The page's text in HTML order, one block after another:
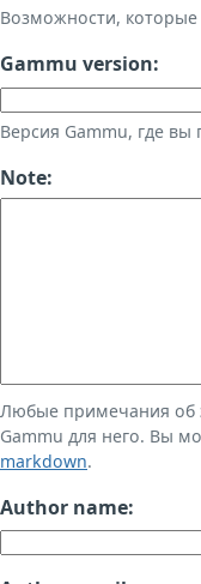
Возможности, которые
Gammu version:
Версия Gammu, где вы
Note:
Любые примечания об
Gammu для него. Вы
markdown.
Author name: